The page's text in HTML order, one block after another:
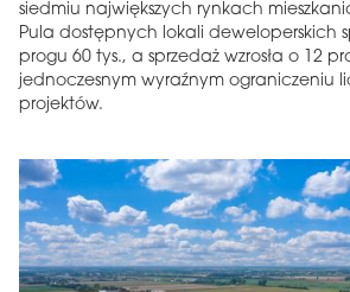
siedmiu największych rynkach
Pula dostępnych lokali deweloperskich
progu 60 tys., a sprzedaż wzrosła o 12
jednoczesnym wyraźnym ograniczeniu
projektów.